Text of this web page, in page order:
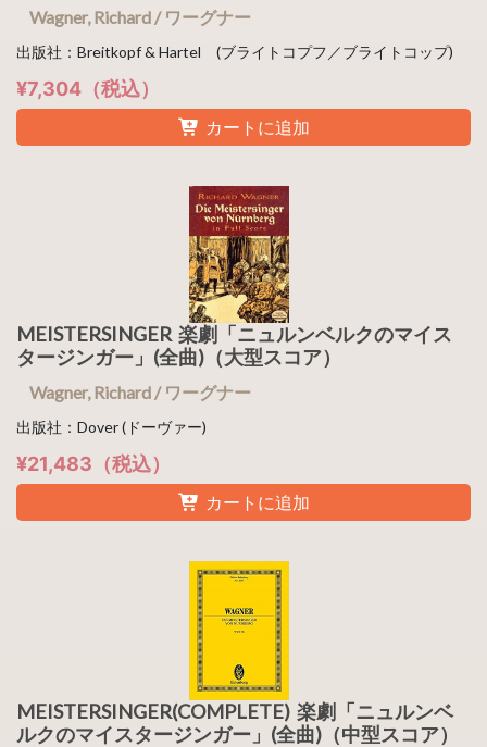
Wagner, Richard / ワーグナー
出版社：Breitkopf & Hartel (ブライトコプフ／ブライトコップ)
¥7,304（税込）
カートに追加
MEISTERSINGER 楽劇「ニュルンベルクのマイス
タージンガー」(全曲)（大型スコア）
Wagner, Richard / ワーグナー
出版社：Dover (ドーヴァー)
¥21,483（税込）
カートに追加
MEISTERSINGER(COMPLETE) 楽劇「ニュルンベ
ルクのマイスタージンガー」(全曲)（中型スコア）